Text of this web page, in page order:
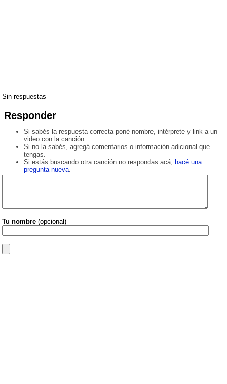
Sin respuestas
Responder
Si sabés la respuesta correcta poné nombre, intérprete y link a un
video con la canción.
Si no la sabés, agregá comentarios o información adicional que
tengas.
Si estás buscando otra canción no respondas acá, hacé una
pregunta nueva.
Tu nombre (opcional)